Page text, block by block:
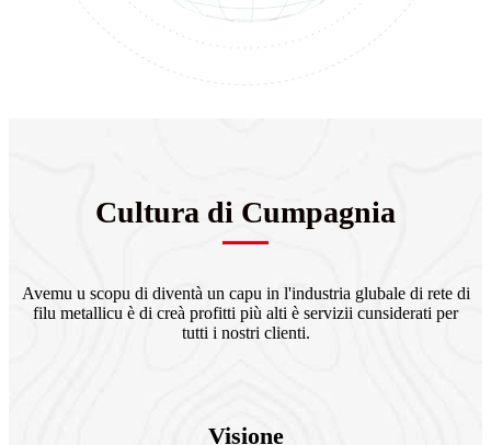
Cultura di Cumpagnia
Avemu u scopu di diventà un capu in l'industria glubale di rete di
filu metallicu è di creà profitti più alti è servizii cunsiderati per
tutti i nostri clienti.
Visione